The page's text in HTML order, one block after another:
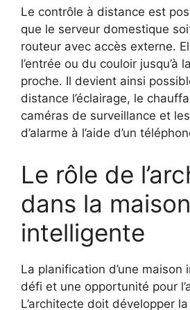
Le contrôle à distance est
que le serveur domestique
routeur avec accès externe.
l’entrée ou du couloir jusqu’à
proche. Il devient ainsi
distance l’éclairage, le
caméras de surveillance et
d’alarme à l’aide d’un
Le rôle de
dans la maison
intelligente
La planification d’une maison
défi et une opportunité pour
L’architecte doit développer